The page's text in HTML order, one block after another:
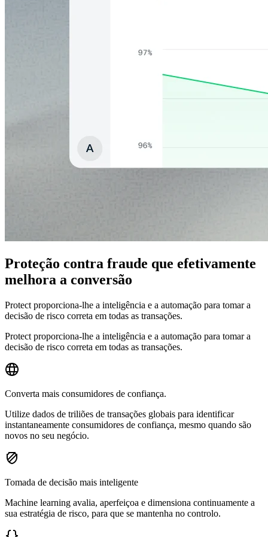
Proteção contra fraude que efetivamente
melhora a conversão
Protect proporciona-lhe a inteligência e a automação para tomar a
decisão de risco correta em todas as transações.
Protect proporciona-lhe a inteligência e a automação para tomar a
decisão de risco correta em todas as transações.
Converta mais consumidores de confiança.
Utilize dados de triliões de transações globais para identificar
instantaneamente consumidores de confiança, mesmo quando são
novos no seu negócio.
Tomada de decisão mais inteligente
Machine learning avalia, aperfeiçoa e dimensiona continuamente a
sua estratégia de risco, para que se mantenha no controlo.